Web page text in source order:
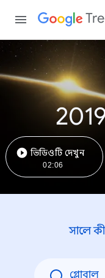
ভিডিওটি দেখুন
02:06
সালে
গ্লোবাল